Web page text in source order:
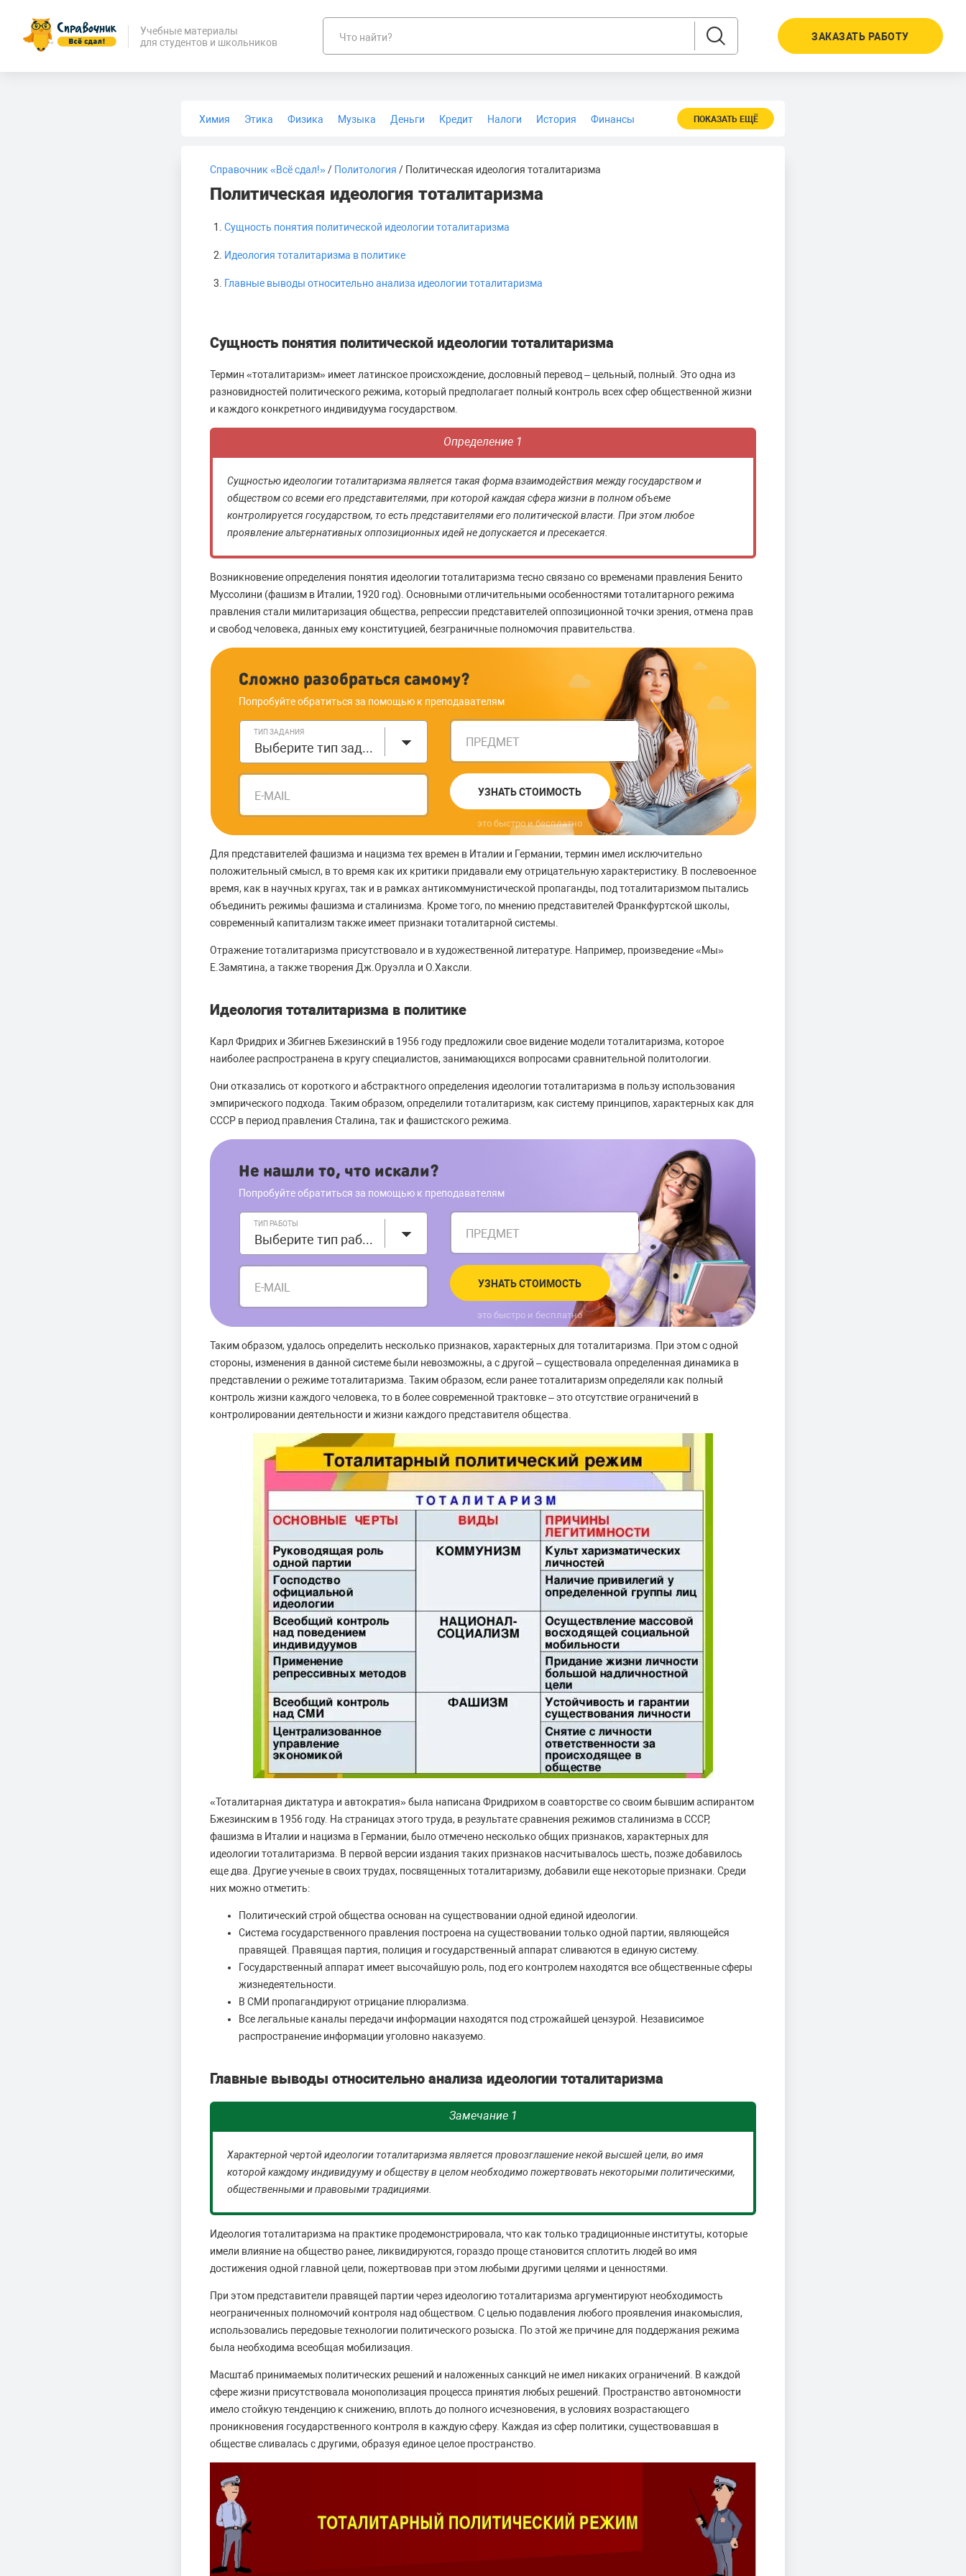
Учебные материалы
для студентов и школьников
Что найти? ЗАКАЗАТЬ РАБОТУ
Химия Этика Физика Музыка Деньги Кредит Налоги История
Финансы
ПОКАЗАТЬ ЕЩЁ
Справочник «Всё сдал!»/ Политология / Политическая идеология тоталитаризма
Политическая идеология тоталитаризма
Сущность понятия политической идеологии тоталитаризма
Идеология тоталитаризма в политике
Главные выводы относительно анализа идеологии тоталитаризма
Сущность понятия политической идеологии тоталитаризма
Термин «тоталитаризм» имеет латинское происхождение, дословный перевод – цельный, полный. Это одна из
разновидностей политического режима, который предполагает полный контроль всех сфер общественной жизни
и каждого конкретного индивидуума государством.
Определение 1
Сущностью идеологии тоталитаризма является такая форма взаимодействия между государством и
обществом со всеми его представителями, при которой каждая сфера жизни в полном объеме
контролируется государством, то есть представителями его политической власти. При этом любое
проявление альтернативных оппозиционных идей не допускается и пресекается.
Возникновение определения понятия идеологии тоталитаризма тесно связано со временами правления Бенито
Муссолини (фашизм в Италии, 1920 год). Основными отличительными особенностями тоталитарного режима
правления стали милитаризация общества, репрессии представителей оппозиционной точки зрения, отмена прав
и свобод человека, данных ему конституцией, безграничные полномочия правительства.
Сложно разобраться самому?
Попробуйте обратиться за помощью к преподавателям
ТИП ЗАДАНИЯ
Выберите тип задания ПРЕДМЕТ
E-MAIL УЗНАТЬ СТОИМОСТЬ
это быстро и бесплатно
Для представителей фашизма и нацизма тех времен в Италии и Германии, термин имел исключительно
положительный смысл, в то время как их критики придавали ему отрицательную характеристику. В послевоенное
время, как в научных кругах, так и в рамках антикоммунистической пропаганды, под тоталитаризмом пытались
объединить режимы фашизма и сталинизма. Кроме того, по мнению представителей Франкфуртской школы,
современный капитализм также имеет признаки тоталитарной системы.
Отражение тоталитаризма присутствовало и в художественной литературе. Например, произведение «Мы»
Е.Замятина, а также творения Дж.Оруэлла и О.Хаксли.
Идеология тоталитаризма в политике
Карл Фридрих и Збигнев Бжезинский в 1956 году предложили свое видение модели тоталитаризма, которое
наиболее распространена в кругу специалистов, занимающихся вопросами сравнительной политологии.
Они отказались от короткого и абстрактного определения идеологии тоталитаризма в пользу использования
эмпирического подхода. Таким образом, определили тоталитаризм, как систему принципов, характерных как для
СССР в период правления Сталина, так и фашистского режима.
Не нашли то, что искали?
Попробуйте обратиться за помощью к преподавателям
ТИП РАБОТЫ
Выберите тип работы ПРЕДМЕТ
E-MAIL УЗНАТЬ СТОИМОСТЬ
это быстро и бесплатно
Таким образом, удалось определить несколько признаков, характерных для тоталитаризма. При этом с одной
стороны, изменения в данной системе были невозможны, а с другой – существовала определенная динамика в
представлении о режиме тоталитаризма. Таким образом, если ранее тоталитаризм определяли как полный
контроль жизни каждого человека, то в более современной трактовке – это отсутствие ограничений в
контролировании деятельности и жизни каждого представителя общества.
«Тоталитарная диктатура и автократия» была написана Фридрихом в соавторстве со своим бывшим аспирантом
Бжезинским в 1956 году. На страницах этого труда, в результате сравнения режимов сталинизма в СССР,
фашизма в Италии и нацизма в Германии, было отмечено несколько общих признаков, характерных для
идеологии тоталитаризма. В первой версии издания таких признаков насчитывалось шесть, позже добавилось
еще два. Другие ученые в своих трудах, посвященных тоталитаризму, добавили еще некоторые признаки. Среди
них можно отметить:
Политический строй общества основан на существовании одной единой идеологии.
Система государственного правления построена на существовании только одной партии, являющейся
правящей. Правящая партия, полиция и государственный аппарат сливаются в единую систему.
Государственный аппарат имеет высочайшую роль, под его контролем находятся все общественные сферы
жизнедеятельности.
В СМИ пропагандируют отрицание плюрализма.
Все легальные каналы передачи информации находятся под строжайшей цензурой. Независимое
распространение информации уголовно наказуемо.
Главные выводы относительно анализа идеологии тоталитаризма
Замечание 1
Характерной чертой идеологии тоталитаризма является провозглашение некой высшей цели, во имя
которой каждому индивидууму и обществу в целом необходимо пожертвовать некоторыми политическими,
общественными и правовыми традициями.
Идеология тоталитаризма на практике продемонстрировала, что как только традиционные институты, которые
имели влияние на общество ранее, ликвидируются, гораздо проще становится сплотить людей во имя
достижения одной главной цели, пожертвовав при этом любыми другими целями и ценностями.
При этом представители правящей партии через идеологию тоталитаризма аргументируют необходимость
неограниченных полномочий контроля над обществом. С целью подавления любого проявления инакомыслия,
использовались передовые технологии политического розыска. По этой же причине для поддержания режима
была необходима всеобщая мобилизация.
Масштаб принимаемых политических решений и наложенных санкций не имел никаких ограничений. В каждой
сфере жизни присутствовала монополизация процесса принятия любых решений. Пространство автономности
имело стойкую тенденцию к снижению, вплоть до полного исчезновения, в условиях возрастающего
проникновения государственного контроля в каждую сферу. Каждая из сфер политики, существовавшая в
обществе сливалась с другими, образуя единое целое пространство.